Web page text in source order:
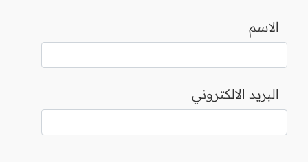
الاسم
البريد الالكتروني